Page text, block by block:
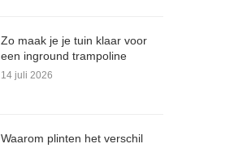
Zo maak je je tuin klaar voor
een inground trampoline
14 juli 2026
Waarom plinten het verschil